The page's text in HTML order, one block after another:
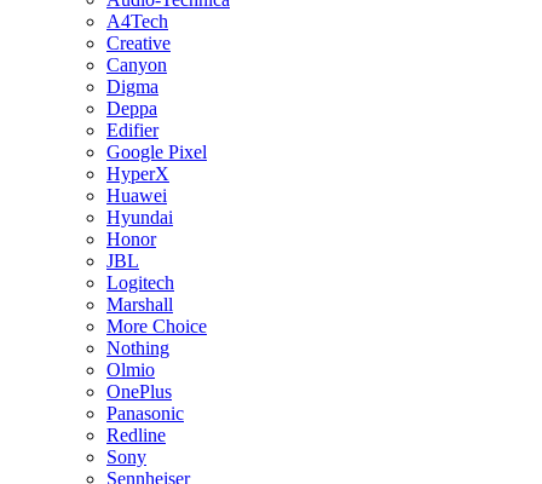
A4Tech
Creative
Canyon
Digma
Deppa
Edifier
Google Pixel
HyperX
Huawei
Hyundai
Honor
JBL
Logitech
Marshall
More Choice
Nothing
Olmio
OnePlus
Panasonic
Redline
Sony
Sennheiser